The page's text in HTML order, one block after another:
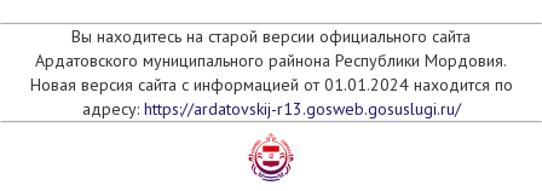
Вы находитесь на старой версии официального сайта
Ардатовского муниципального райнона Республики Мордовия.
Новая версия сайта с информацией от 01.01.2024 находится по
адресу: https://ardatovskij-r13.gosweb.gosuslugi.ru/